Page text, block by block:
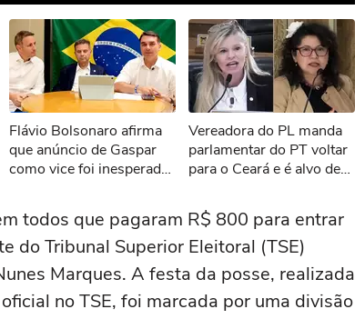
o vídeo
Flávio Bolsonaro afirma
que anúncio de Gaspar
como vice foi inesperado:
Vereadora do PL manda
parlamentar do PT voltar
para o Ceará e é alvo de
'Nasceu lá, mas vem
encher o saco aqui'
todos que pagaram R$ 800 para entrar
do Tribunal Superior Eleitoral (TSE)
Marques. A festa da posse, realizada
no TSE, foi marcada por uma divisão